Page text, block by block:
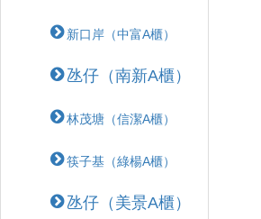
新口岸（中富A櫃）
氹仔（南新A櫃）
林茂塘（信潔A櫃）
筷子基（綠楊A櫃）
氹仔（美景A櫃）